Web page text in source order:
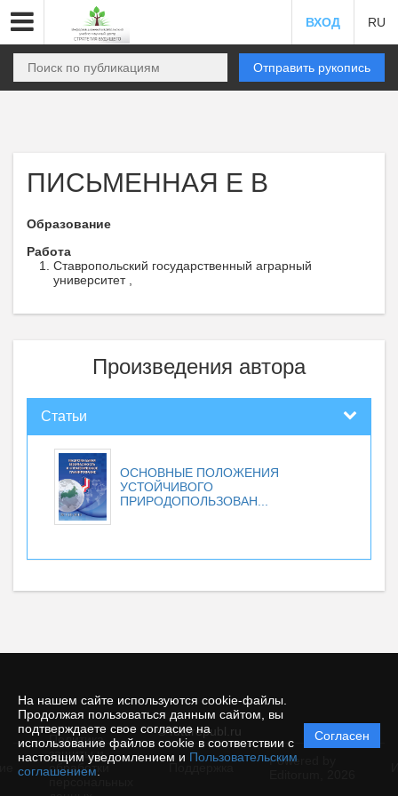
На нашем сайте используются cookie-файлы.
Продолжая пользоваться данным сайтом, вы
подтверждаете свое согласие на
использование файлов cookie в соответствии с
настоящим уведомлением и Пользовательским
соглашением
Согласен
ВХОД RU
Отправить рукопись
ПИСЬМЕННАЯ Е В
Образование
Работа
Ставропольский государственный аграрный
университет ,
Произведения автора
Статьи
ОСНОВНЫЕ ПОЛОЖЕНИЯ
УСТОЙЧИВОГО
ПРИРОДОПОЛЬЗОВАН...
© futurepubl.ru
Политика
защиты и
обработки
Powered by